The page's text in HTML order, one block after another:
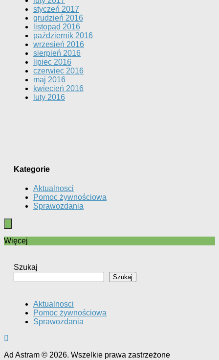
styczeń 2017
grudzień 2016
listopad 2016
październik 2016
wrzesień 2016
sierpień 2016
lipiec 2016
czerwiec 2016
maj 2016
kwiecień 2016
luty 2016
Kategorie
Aktualnosci
Pomoc żywnościowa
Sprawozdania
Więcej
Szukaj
Szukaj
Aktualnosci
Pomoc żywnościowa
Sprawozdania
Ad Astram © 2026. Wszelkie prawa zastrzeżone